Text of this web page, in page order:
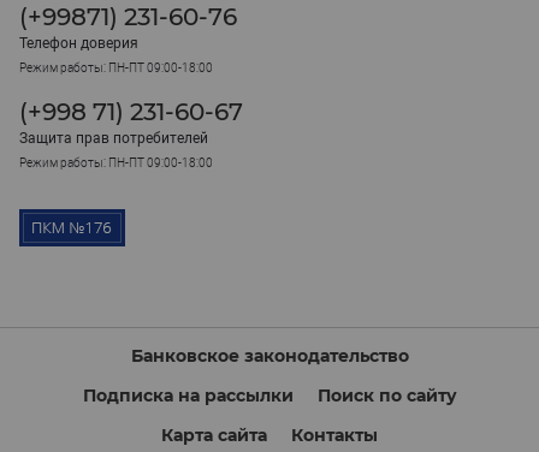
(+99871) 231-60-76
Телефон доверия
Режим работы: ПН-ПТ 09:00-18:00
(+998 71) 231-60-67
Защита прав потребителей
Режим работы: ПН-ПТ 09:00-18:00
Банковское законодательство
Подписка на рассылки
Поиск по сайту
Карта сайта
Контакты